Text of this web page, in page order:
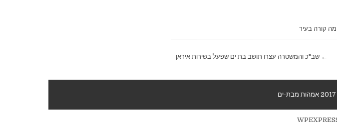
מה קורה בעיר
← שב"כ והמשטרה עצרו תושב בת ים שפעל בשירות איראן